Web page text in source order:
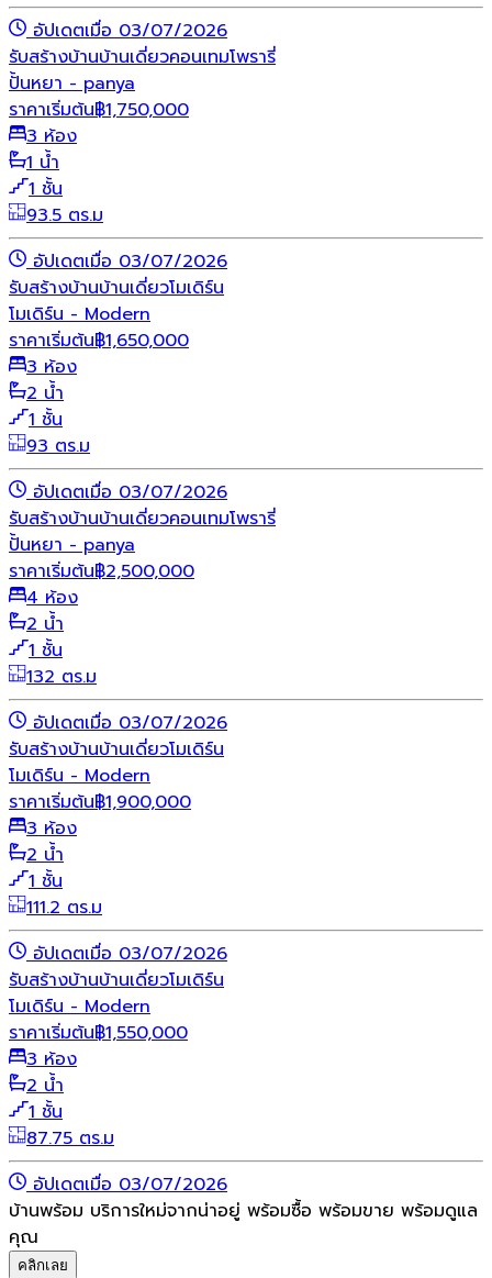
อัปเดตเมื่อ 03/07/2026
รับสร้างบ้านบ้านเดี่ยวคอนเทมโพรารี่
ปั้นหยา - panya
ราคาเริ่มต้น฿1,750,000
3 ห้อง
1 น้ำ
1 ชั้น
93.5 ตร.ม
อัปเดตเมื่อ 03/07/2026
รับสร้างบ้านบ้านเดี่ยวโมเดิร์น
โมเดิร์น - Modern
ราคาเริ่มต้น฿1,650,000
3 ห้อง
2 น้ำ
1 ชั้น
93 ตร.ม
อัปเดตเมื่อ 03/07/2026
รับสร้างบ้านบ้านเดี่ยวคอนเทมโพรารี่
ปั้นหยา - panya
ราคาเริ่มต้น฿2,500,000
4 ห้อง
2 น้ำ
1 ชั้น
132 ตร.ม
อัปเดตเมื่อ 03/07/2026
รับสร้างบ้านบ้านเดี่ยวโมเดิร์น
โมเดิร์น - Modern
ราคาเริ่มต้น฿1,900,000
3 ห้อง
2 น้ำ
1 ชั้น
111.2 ตร.ม
อัปเดตเมื่อ 03/07/2026
รับสร้างบ้านบ้านเดี่ยวโมเดิร์น
โมเดิร์น - Modern
ราคาเริ่มต้น฿1,550,000
3 ห้อง
2 น้ำ
1 ชั้น
87.75 ตร.ม
อัปเดตเมื่อ 03/07/2026
บ้านพร้อม บริการใหม่จากน่าอยู่ พร้อมซื้อ พร้อมขาย พร้อมดูแล
คุณ
คลิกเลย